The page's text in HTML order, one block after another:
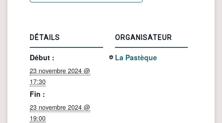
DÉTAILS
Début :
23 novembre 2024 @
17:30
Fin :
23 novembre 2024 @
19:00
ORGANISATEUR
La Pastèque